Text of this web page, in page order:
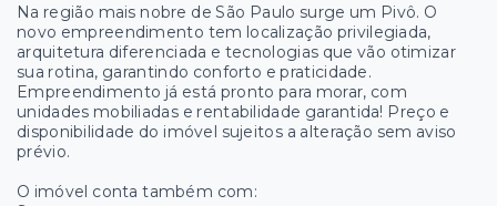
Na região mais nobre de São Paulo surge um Pivô. O
novo empreendimento tem localização privilegiada,
arquitetura diferenciada e tecnologias que vão otimizar
sua rotina, garantindo conforto e praticidade.
Empreendimento já está pronto para morar, com
unidades mobiliadas e rentabilidade garantida! Preço e
disponibilidade do imóvel sujeitos a alteração sem aviso
prévio.
O imóvel conta também com: